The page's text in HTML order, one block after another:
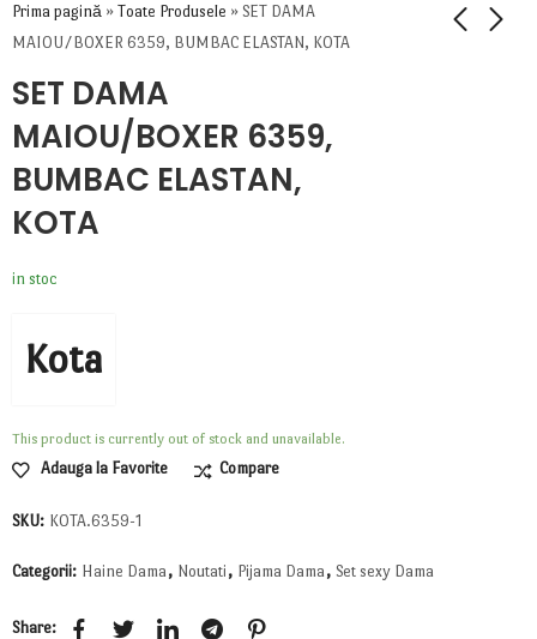
Prima pagină » Toate Produsele » SET DAMA
MAIOU/BOXER 6359, BUMBAC ELASTAN, KOTA
SET DAMA
MAIOU/BOXER 6359,
BUMBAC ELASTAN,
KOTA
in stoc
Kota
This product is currently out of stock and unavailable.
Adauga la Favorite Compare
SKU: KOTA.6359-1
Categorii: Haine Dama , Noutati , Pijama Dama , Set sexy Dama
Share: